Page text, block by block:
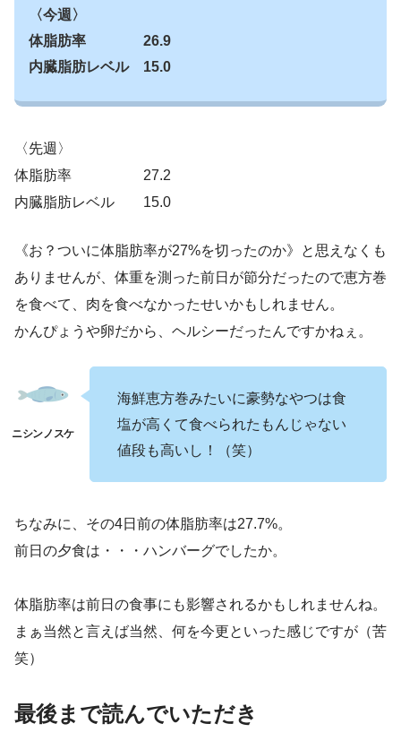
〈今週〉
体脂肪率 26.9
内臓脂肪レベル 15.0
〈先週〉
体脂肪率 27.2
内臓脂肪レベル 15.0
《お？ついに体脂肪率が27%を切ったのか》と思えなくも
ありませんが、体重を測った前日が節分だったので恵方巻
を食べて、肉を食べなかったせいかもしれません。
かんぴょうや卵だから、ヘルシーだったんですかねぇ。
海鮮恵方巻みたいに豪勢なやつは食
塩が高くて食べられたもんじゃない
値段も高いし！（笑）
ちなみに、その4日前の体脂肪率は27.7%。
前日の夕食は・・・ハンバーグでしたか。
体脂肪率は前日の食事にも影響されるかもしれませんね。
まぁ当然と言えば当然、何を今更といった感じですが（苦
笑）
最後まで読んでいただき